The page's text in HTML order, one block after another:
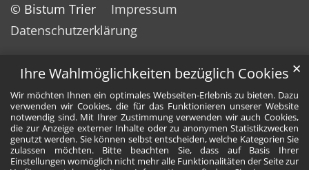
Ihre Wahlmöglichkeiten bezüglich Cookies
Wir möchten Ihnen ein optimales Webseiten-Erlebnis zu bieten. Dazu
verwenden wir Cookies, die für das Funktionieren unserer Website
notwendig sind. Mit Ihrer Zustimmung verwenden wir auch Cookies,
die zur Anzeige externer Inhalte oder zu anonymen Statistikzwecken
genutzt werden. Sie können selbst entscheiden, welche Kategorien Sie
zulassen möchten. Bitte beachten Sie, dass auf Basis Ihrer
Einstellungen womöglich nicht mehr alle Funktionalitäten der Seite zur
✕
© Bistum Trier
Impressum
Datenschutzerklärung